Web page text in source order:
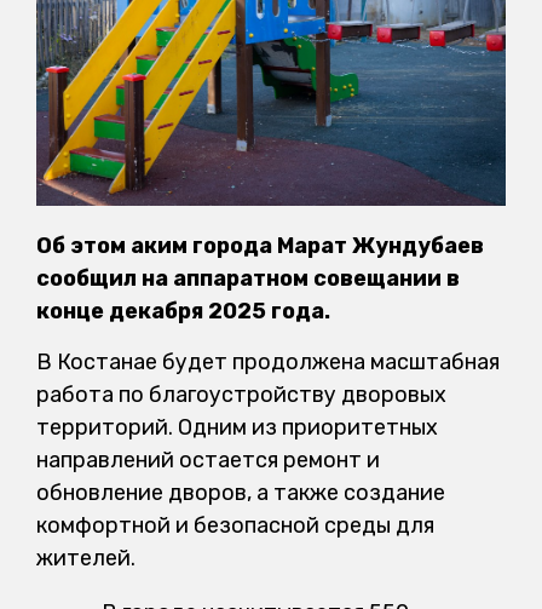
Об этом аким города Марат Жундубаев
сообщил на аппаратном совещании в
конце декабря 2025 года.
В Костанае будет продолжена масштабная
работа по благоустройству дворовых
территорий. Одним из приоритетных
направлений остается ремонт и
обновление дворов, а также создание
комфортной и безопасной среды для
жителей.